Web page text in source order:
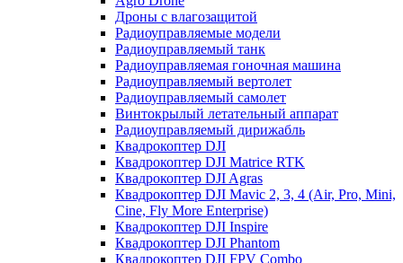
Дроны с влагозащитой
Радиоуправляемые модели
Радиоуправляемый танк
Радиоуправляемая гоночная машина
Радиоуправляемый вертолет
Радиоуправляемый самолет
Винтокрылый летательный аппарат
Радиоуправляемый дирижабль
Квадрокоптер DJI
Квадрокоптер DJI Matrice RTK
Квадрокоптер DJI Agras
Квадрокоптер DJI Mavic 2, 3, 4 (Air, Pro, Mini,
Cine, Fly More Enterprise)
Квадрокоптер DJI Inspire
Квадрокоптер DJI Phantom
Квадрокоптер DJI FPV Combo